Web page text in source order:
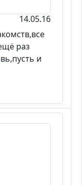
14.05.16
раз
и